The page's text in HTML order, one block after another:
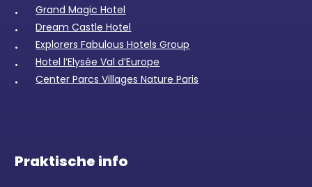
Grand Magic Hotel
Dream Castle Hotel
Explorers Fabulous Hotels Group
Hotel l’Elysée Val d’Europe
Center Parcs Villages Nature Paris
Praktische info